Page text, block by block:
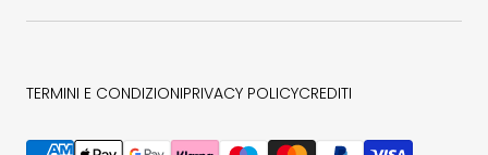
TERMINI E CONDIZIONIPRIVACY POLICYCREDITI